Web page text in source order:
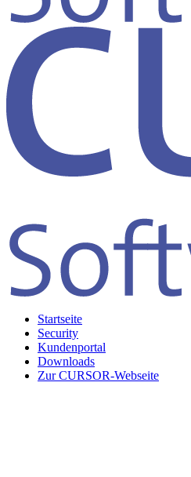
Startseite
Security
Kundenportal
Downloads
Zur CURSOR-Webseite